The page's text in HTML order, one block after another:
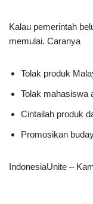
Kalau pemerintah
memulai. Caranya
Tolak produk
Tolak mahasiswa
Cintailah produk
Promosikan
IndonesiaUnite –